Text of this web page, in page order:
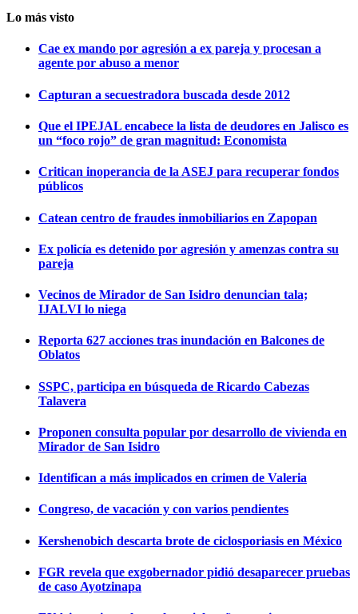
Lo más visto
Cae ex mando por agresión a ex pareja y procesan a
agente por abuso a menor
Capturan a secuestradora buscada desde 2012
Que el IPEJAL encabece la lista de deudores en Jalisco es
un “foco rojo” de gran magnitud: Economista
Critican inoperancia de la ASEJ para recuperar fondos
públicos
Catean centro de fraudes inmobiliarios en Zapopan
Ex policía es detenido por agresión y amenzas contra su
pareja
Vecinos de Mirador de San Isidro denuncian tala;
IJALVI lo niega
Reporta 627 acciones tras inundación en Balcones de
Oblatos
SSPC, participa en búsqueda de Ricardo Cabezas
Talavera
Proponen consulta popular por desarrollo de vivienda en
Mirador de San Isidro
Identifican a más implicados en crimen de Valeria
Congreso, de vacación y con varios pendientes
Kershenobich descarta brote de ciclosporiasis en México
FGR revela que exgobernador pidió desaparecer pruebas
de caso Ayotzinapa